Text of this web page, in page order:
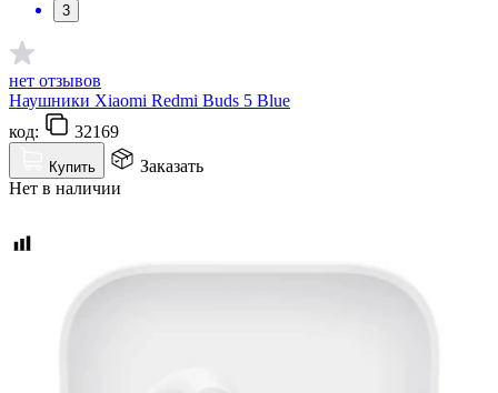
3
нет отзывов
Наушники Xiaomi Redmi Buds 5 Blue
код:
32169
Купить
Заказать
Нет в наличии